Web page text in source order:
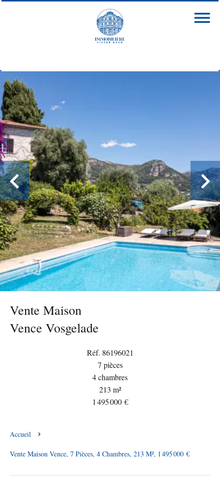
Vente Maison
Vence Vosgelade
Réf. 86196021
7 pièces
4 chambres
213 m²
1 495 000 €
Accueil
Vente Maison Vence, 7 Pièces, 4 Chambres, 213 M², 1 495 000 €